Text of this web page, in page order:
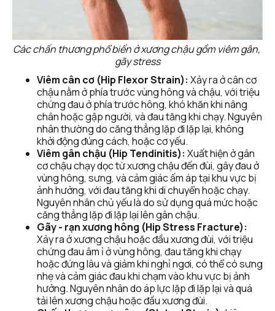
Các chấn thương phổ biến ở xương chậu gồm viêm gân,
gãy stress
Viêm cân cơ (Hip Flexor Strain): Xảy ra ở cân cơ
chậu nằm ở phía trước vùng hông và chậu, với triệu
chứng đau ở phía trước hông, khó khăn khi nâng
chân hoặc gập người, và đau tăng khi chạy. Nguyên
nhân thường do căng thẳng lặp đi lặp lại, không
khởi động đúng cách, hoặc cơ yếu.
Viêm gân chậu (Hip Tendinitis): Xuất hiện ở gân
cơ chậu chạy dọc từ xương chậu đến đùi, gây đau ở
vùng hông, sưng, và cảm giác ấm áp tại khu vực bị
ảnh hưởng, với đau tăng khi di chuyển hoặc chạy.
Nguyên nhân chủ yếu là do sử dụng quá mức hoặc
căng thẳng lặp đi lặp lại lên gân chậu.
Gãy - rạn xương hông (Hip Stress Fracture):
Xảy ra ở xương chậu hoặc đầu xương đùi, với triệu
chứng đau âm ỉ ở vùng hông, đau tăng khi chạy
hoặc đứng lâu và giảm khi nghỉ ngơi, có thể có sưng
nhẹ và cảm giác đau khi chạm vào khu vực bị ảnh
hưởng. Nguyên nhân do áp lực lặp đi lặp lại và quá
tải lên xương chậu hoặc đầu xương đùi.